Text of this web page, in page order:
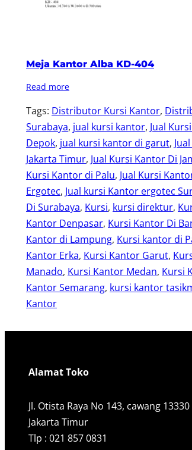
Meja Kantor Alba KD-404
Read more
Tags: Distributor Kursi Kantor,
Surabaya, jual kursi kantor, Jual
Depok, jual kursi kantor di garut,
Jakarta Timur, Jual Kursi Kantor Di
Kursi Kantor di Palu, Jual Kursi
Ergotec, Jual kursi Kantor ergotec
Di Surabaya, Kursi, kursi direktur,
Kantor Denpasar, Kursi Kantor Di
Kantor di Lampung, Kursi kantor di
Kantor Erka, Kursi Kantor Garut,
Manado, Kursi Kantor Medan, Kursi
Kantor Semarang, kursi kantor
Kantor
Alamat Toko
Jl. Otista Raya No 143, cawang 13330
Jakarta Timur
Tlp : 021 857 0831